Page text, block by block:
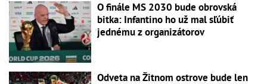
O finále MS 2030 bude obrovská
bitka: Infantino ho už mal sľúbiť
jednému z organizátorov
Odveta na Žitnom ostrove bude len